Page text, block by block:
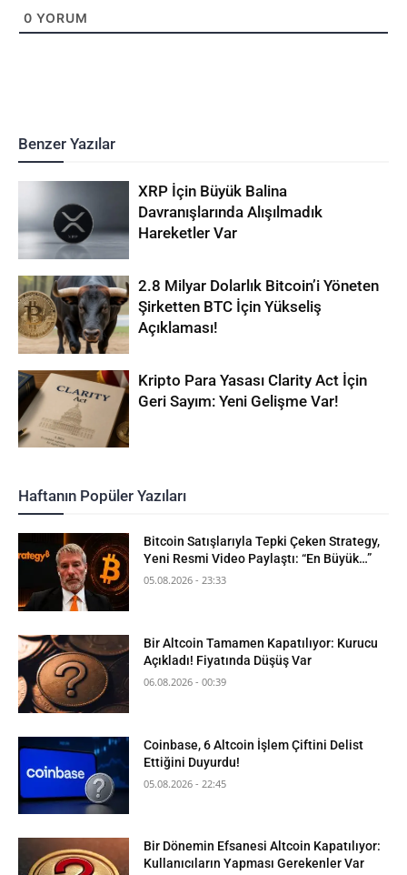
0 YORUM
Benzer Yazılar
XRP İçin Büyük Balina
Davranışlarında Alışılmadık
Hareketler Var
2.8 Milyar Dolarlık Bitcoin’i Yöneten
Şirketten BTC İçin Yükseliş
Açıklaması!
Kripto Para Yasası Clarity Act İçin
Geri Sayım: Yeni Gelişme Var!
Haftanın Popüler Yazıları
Bitcoin Satışlarıyla Tepki Çeken Strategy,
Yeni Resmi Video Paylaştı: “En Büyük…”
05.08.2026 - 23:33
Bir Altcoin Tamamen Kapatılıyor: Kurucu
Açıkladı! Fiyatında Düşüş Var
06.08.2026 - 00:39
Coinbase, 6 Altcoin İşlem Çiftini Delist
Ettiğini Duyurdu!
05.08.2026 - 22:45
Bir Dönemin Efsanesi Altcoin Kapatılıyor:
Kullanıcıların Yapması Gerekenler Var